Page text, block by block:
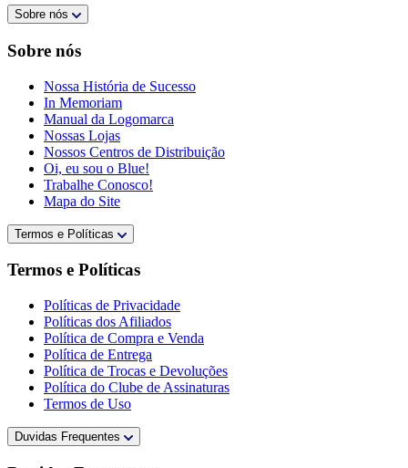
Sobre nós
Sobre nós
Nossa História de Sucesso
In Memoriam
Manual da Logomarca
Nossas Lojas
Nossos Centros de Distribuição
Oi, eu sou o Blue!
Trabalhe Conosco!
Mapa do Site
Termos e Políticas
Termos e Políticas
Políticas de Privacidade
Políticas dos Afiliados
Política de Compra e Venda
Política de Entrega
Política de Trocas e Devoluções
Política do Clube de Assinaturas
Termos de Uso
Duvidas Frequentes